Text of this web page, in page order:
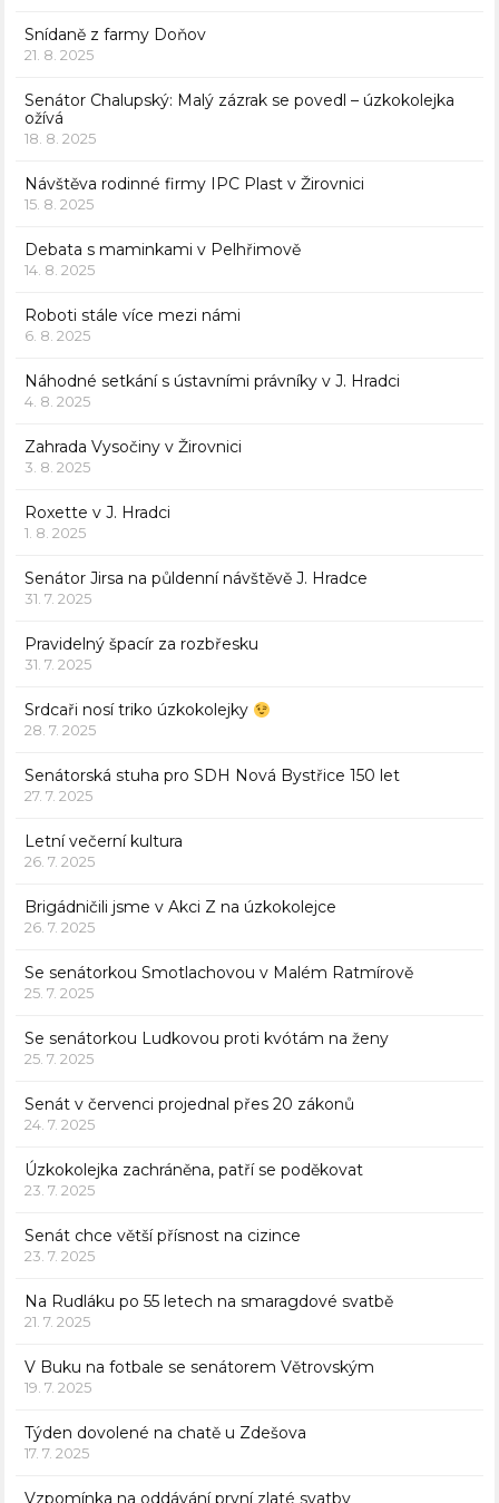
Snídaně z farmy Doňov
21. 8. 2025
Senátor Chalupský: Malý zázrak se povedl – úzkokolejka
ožívá
18. 8. 2025
Návštěva rodinné firmy IPC Plast v Žirovnici
15. 8. 2025
Debata s maminkami v Pelhřimově
14. 8. 2025
Roboti stále více mezi námi
6. 8. 2025
Náhodné setkání s ústavními právníky v J. Hradci
4. 8. 2025
Zahrada Vysočiny v Žirovnici
3. 8. 2025
Roxette v J. Hradci
1. 8. 2025
Senátor Jirsa na půldenní návštěvě J. Hradce
31. 7. 2025
Pravidelný špacír za rozbřesku
31. 7. 2025
Srdcaři nosí triko úzkokolejky
28. 7. 2025
Senátorská stuha pro SDH Nová Bystřice 150 let
27. 7. 2025
Letní večerní kultura
26. 7. 2025
Brigádničili jsme v Akci Z na úzkokolejce
26. 7. 2025
Se senátorkou Smotlachovou v Malém Ratmírově
25. 7. 2025
Se senátorkou Ludkovou proti kvótám na ženy
25. 7. 2025
Senát v červenci projednal přes 20 zákonů
24. 7. 2025
Úzkokolejka zachráněna, patří se poděkovat
23. 7. 2025
Senát chce větší přísnost na cizince
23. 7. 2025
Na Rudláku po 55 letech na smaragdové svatbě
21. 7. 2025
V Buku na fotbale se senátorem Větrovským
19. 7. 2025
Týden dovolené na chatě u Zdešova
17. 7. 2025